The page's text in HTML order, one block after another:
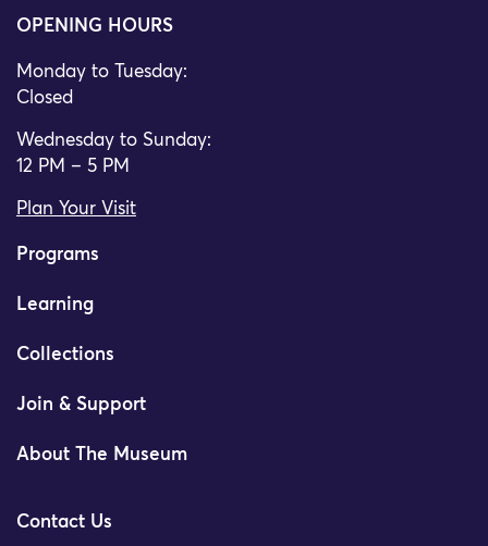
OPENING HOURS
Monday to Tuesday:
Closed
Wednesday to Sunday:
12 PM – 5 PM
Plan Your Visit
Programs
Learning
Collections
Join & Support
About The Museum
Contact Us